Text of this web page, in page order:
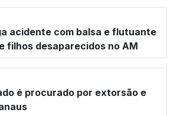
acidente com balsa e flutuante
filhos desaparecidos no AM
é procurado por extorsão e